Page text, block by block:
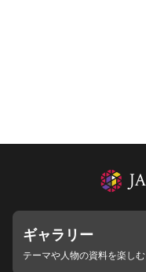
ギャラリー
テーマや人物の資料を楽しむ